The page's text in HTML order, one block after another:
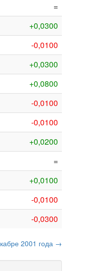
=
+0,0300
-0,0100
+0,0300
+0,0800
-0,0100
-0,0100
+0,0200
=
+0,0100
-0,0100
-0,0300
2001 года →